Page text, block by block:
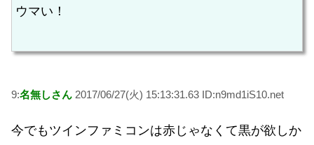
ウマい！
9:名無しさん 2017/06/27(火) 15:13:31.63 ID:n9md1iS10.net
今でもツインファミコンは赤じゃなくて黒が欲しか